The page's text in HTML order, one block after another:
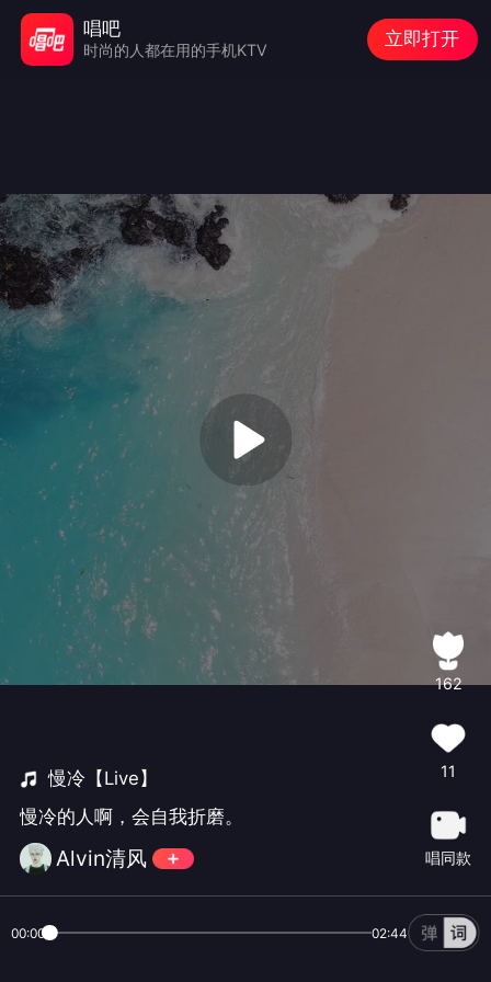
慢冷【Live】
慢冷的人啊，会自我折磨。
Alvin清风
162
11
唱同款
00:00 02:44
唱吧
时尚的人都在用的手机KTV
立即打开